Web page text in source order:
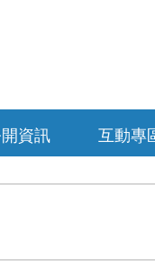
資訊 互動專